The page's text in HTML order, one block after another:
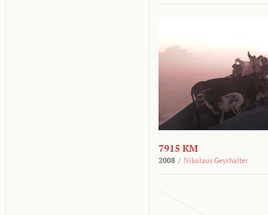
7915 KM
2008 / Nikolaus Geyrhalter